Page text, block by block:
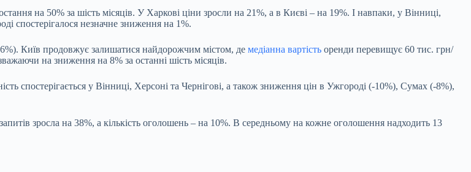
на 50% за шість місяців. У Харкові ціни зросли на 21%, а в Києві – на 19%. І навпаки, у Вінниці,
спостерігалося незначне зниження на 1%.
Київ продовжує залишатися найдорожчим містом, де медіанна вартість оренди перевищує 60 тис. грн/
на зниження на 8% за останні шість місяців.
спостерігається у Вінниці, Херсоні та Чернігові, а також зниження цін в Ужгороді (-10%), Сумах (-8%),
зросла на 38%, а кількість оголошень – на 10%. В середньому на кожне оголошення надходить 13